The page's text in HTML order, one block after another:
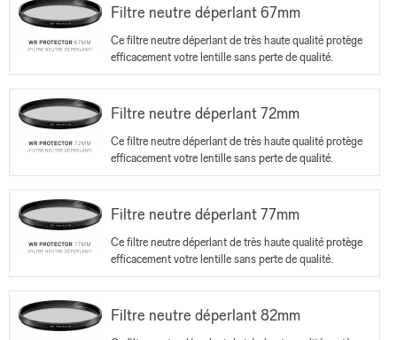
Filtre neutre déperlant 67mm
Ce filtre neutre déperlant de très haute qualité protège
efficacement votre lentille sans perte de qualité.
Filtre neutre déperlant 72mm
Ce filtre neutre déperlant de très haute qualité protège
efficacement votre lentille sans perte de qualité.
Filtre neutre déperlant 77mm
Ce filtre neutre déperlant de très haute qualité protège
efficacement votre lentille sans perte de qualité.
Filtre neutre déperlant 82mm